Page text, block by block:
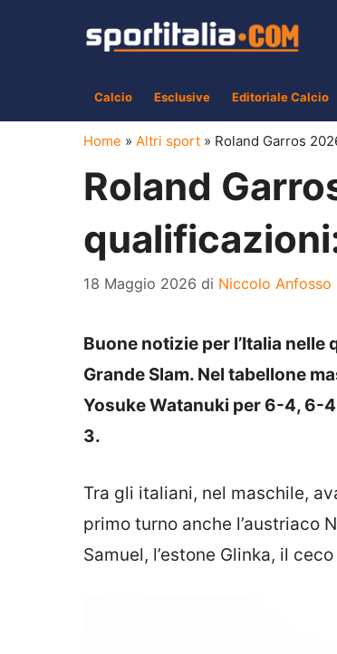
Calcio Esclusive Editoriale Calcio
Home » Altri sport » Roland Garros
Roland
18 Maggio 2026 di Niccolo Anfosso
Buone notizie per l’Italia
Grande Slam. Nel tabellone
Yosuke Watanuki per 6-4, 6-
3.
Tra gli italiani, nel maschile,
primo turno anche l’austriaco
Samuel, l’estone Glinka, il